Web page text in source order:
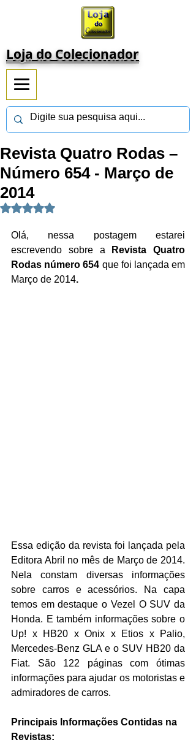
Loja do Colecionador
Revista Quatro Rodas –
Número 654 - Março de
2014
Avaliado com NaN de 5 estrelas.
Olá, nessa postagem estarei
escrevendo sobre a
Revista Quatro
Rodas número 654 que foi lançada em
Março de 2014.
Essa edição da revista foi lançada pela
Editora Abril no mês de Março de 2014.
Nela constam diversas informações
sobre carros e acessórios. Na capa
temos em destaque o Vezel O SUV da
Honda. E também informações sobre o
Up! x HB20 x Onix x Etios x Palio,
Mercedes-Benz GLA e o SUV HB20 da
Fiat. São 122 páginas com ótimas
informações para ajudar os motoristas e
admiradores de carros.
Principais Informações Contidas na
Revistas: